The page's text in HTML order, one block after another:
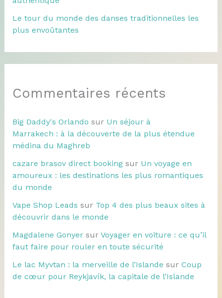
Le tour du monde des danses traditionnelles les
plus envoûtantes
Commentaires récents
Big Daddy's Orlando sur Un séjour à
Marrakech : à la découverte de la plus étendue
médina du Maghreb
cazare brasov direct bookingsur Un voyage en
amoureux : les destinations les plus romantiques
du monde
Vape Shop Leads sur Top 4 des plus beaux sites à
découvrir dans le monde
Magdalene Gonyersur Voyager en voiture : ce qu’il
faut faire pour rouler en toute sécurité
Le lac Myvtan : la merveille de l’Islande sur Coup
de cœur pour Reykjavík, la capitale de l’Islande